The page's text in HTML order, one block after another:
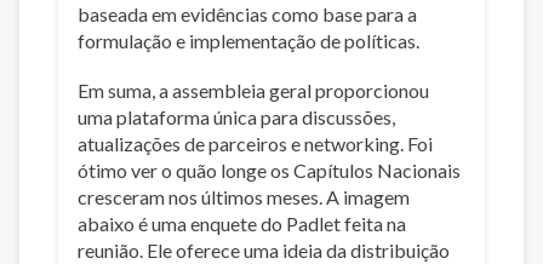
baseada em evidências como base para a
formulação e implementação de políticas.
Em suma, a assembleia geral proporcionou
uma plataforma única para discussões,
atualizações de parceiros e networking. Foi
ótimo ver o quão longe os Capítulos Nacionais
cresceram nos últimos meses. A imagem
abaixo é uma enquete do Padlet feita na
reunião. Ele oferece uma ideia da distribuição